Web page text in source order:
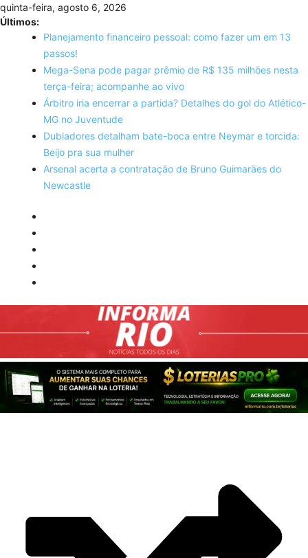
Skip
to
content
quinta-feira, agosto 6, 2026
Últimos:
Planejamento financeiro pessoal: como fazer um em 13
passos!
Mega-Sena pode pagar prêmio de R$ 135 milhões nesta
terça-feira; acompanhe ao vivo
Árbitro iria encerrar a partida? Detalhes do gol do Atlético-
MG no Juventude
Dubladores detalham bate-boca entre Neymar e torcida:
Beijo pra sua mulher
Arsenal acerta a contratação de Bruno Guimarães do
Newcastle